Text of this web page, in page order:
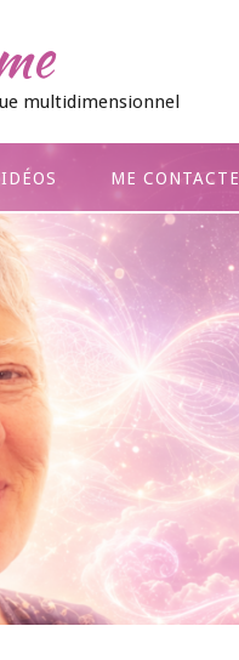
multidimensionnel
ME